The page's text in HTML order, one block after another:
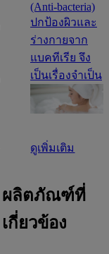
(Anti-bacteria)
ปกป้องผิวและ
ร่างกายจาก
แบคทีเรีย จึง
เป็นเรื่องจำเป็น
ดูเพิ่มเติม
ผลิตภัณฑ์ที่
เกี่ยวข้อง